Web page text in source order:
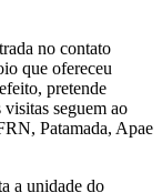
no contato
que ofereceu
pretende
seguem ao
Patamada, Apae